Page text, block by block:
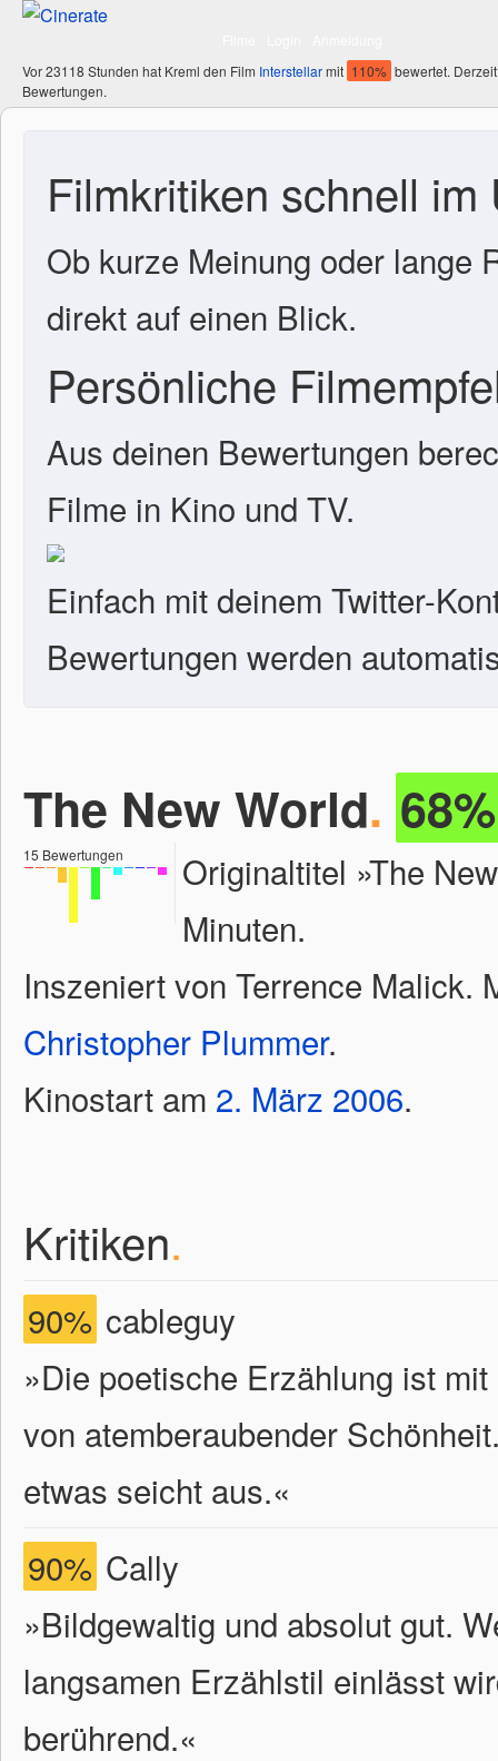
Vor 23118 Stunden hat Kreml den Film Interstellarmit 110% bewertet.
Bewertungen.
Filmkritiken schnell im
Ob kurze Meinung oder lange
direkt auf einen Blick.
Persönliche
Aus deinen Bewertungen
Filme in Kino und TV.
Einfach mit deinem Twitter-
Bewertungen werden
The New World. 68%
15 Bewertungen
Originaltitel »The
Minuten.
Inszeniert von Terrence Malick.
Christopher Plummer.
Kinostart am 2. März 2006.
Kritiken.
90% cableguy
»Die poetische Erzählung ist
von atemberaubender
etwas seicht aus.«
90% Cally
»Bildgewaltig und absolut gut.
langsamen Erzählstil einlässt
berührend.«